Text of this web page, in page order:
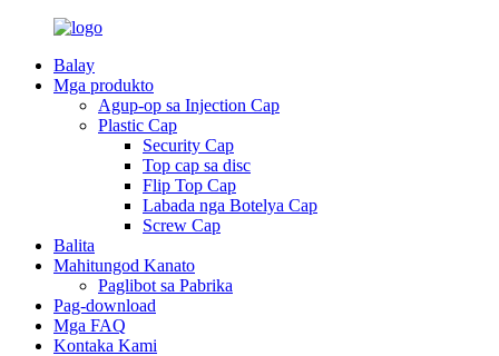
Balay
Mga produkto
Agup-op sa Injection Cap
Plastic Cap
Security Cap
Top cap sa disc
Flip Top Cap
Labada nga Botelya Cap
Screw Cap
Balita
Mahitungod Kanato
Paglibot sa Pabrika
Pag-download
Mga FAQ
Kontaka Kami